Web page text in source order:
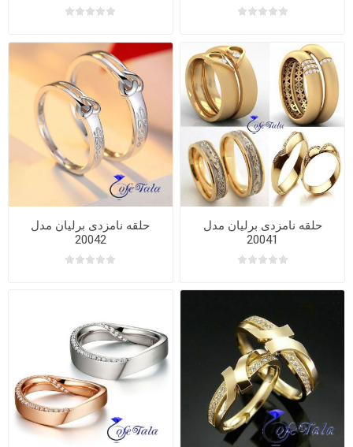
حلقه نامزدی برلیان مدل
20041
حلقه نامزدی برلیان مدل
20042